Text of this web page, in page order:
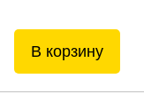
В корзину